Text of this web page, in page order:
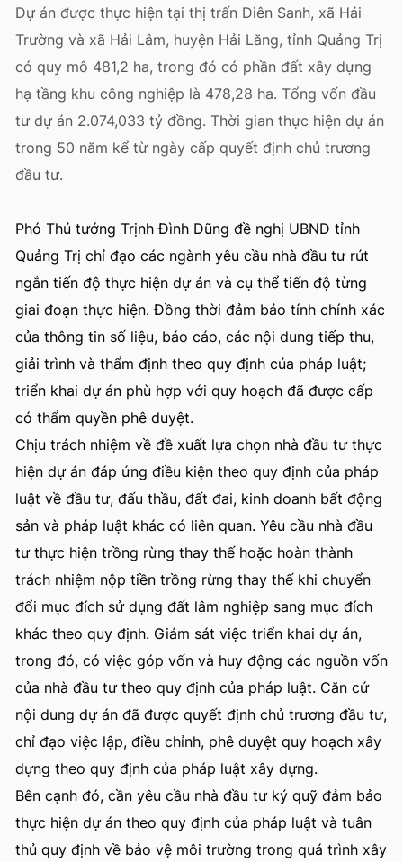
Dự án được thực hiện tại thị trấn Diên Sanh, xã Hải
Trường và xã Hải Lâm, huyện Hải Lăng, tỉnh Quảng Trị
có quy mô 481,2 ha, trong đó có phần đất xây dựng
hạ tầng khu công nghiệp là 478,28 ha. Tổng vốn đầu
tư dự án 2.074,033 tỷ đồng. Thời gian thực hiện dự án
trong 50 năm kể từ ngày cấp quyết định chủ trương
đầu tư.
Phó Thủ tướng Trịnh Đình Dũng đề nghị UBND tỉnh
Quảng Trị chỉ đạo các ngành yêu cầu nhà đầu tư rút
ngắn tiến độ thực hiện dự án và cụ thể tiến độ từng
giai đoạn thực hiện. Đồng thời đảm bảo tính chính xác
của thông tin số liệu, báo cáo, các nội dung tiếp thu,
giải trình và thẩm định theo quy định của pháp luật;
triển khai dự án phù hợp với quy hoạch đã được cấp
có thẩm quyền phê duyệt.
Chịu trách nhiệm về đề xuất lựa chọn nhà đầu tư thực
hiện dự án đáp ứng điều kiện theo quy định của pháp
luật về đầu tư, đấu thầu, đất đai, kinh doanh bất động
sản và pháp luật khác có liên quan. Yêu cầu nhà đầu
tư thực hiện trồng rừng thay thế hoặc hoàn thành
trách nhiệm nộp tiền trồng rừng thay thế khi chuyển
đổi mục đích sử dụng đất lâm nghiệp sang mục đích
khác theo quy định. Giám sát việc triển khai dự án,
trong đó, có việc góp vốn và huy động các nguồn vốn
của nhà đầu tư theo quy định của pháp luật. Căn cứ
nội dung dự án đã được quyết định chủ trương đầu tư,
chỉ đạo việc lập, điều chỉnh, phê duyệt quy hoạch xây
dựng theo quy định của pháp luật xây dựng.
Bên cạnh đó, cần yêu cầu nhà đầu tư ký quỹ đảm bảo
thực hiện dự án theo quy định của pháp luật và tuân
thủ quy định về bảo vệ môi trường trong quá trình xây